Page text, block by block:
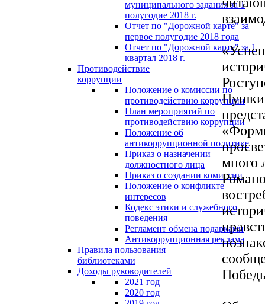
муниципального задания за 1
полугодие 2018 г.
Отчет по "Дорожной карте" за
первое полугодие 2018 года
Отчет по "Дорожной карте" за 1
квартал 2018 г.
Противодействие
коррупции
Положение о комиссии по
противодействию коррупции
План мероприятий по
противодействию коррупции
Положение об
антикоррупционной политике
Приказ о назначении
должностного лица
Приказ о создании комиссии
Положение о конфликте
интересов
Кодекс этики и служебного
поведения
Регламент обмена подарками
Антикоррупционная реклама
Правила пользования
библиотеками
Доходы руководителей
2021 год
2020 год
много